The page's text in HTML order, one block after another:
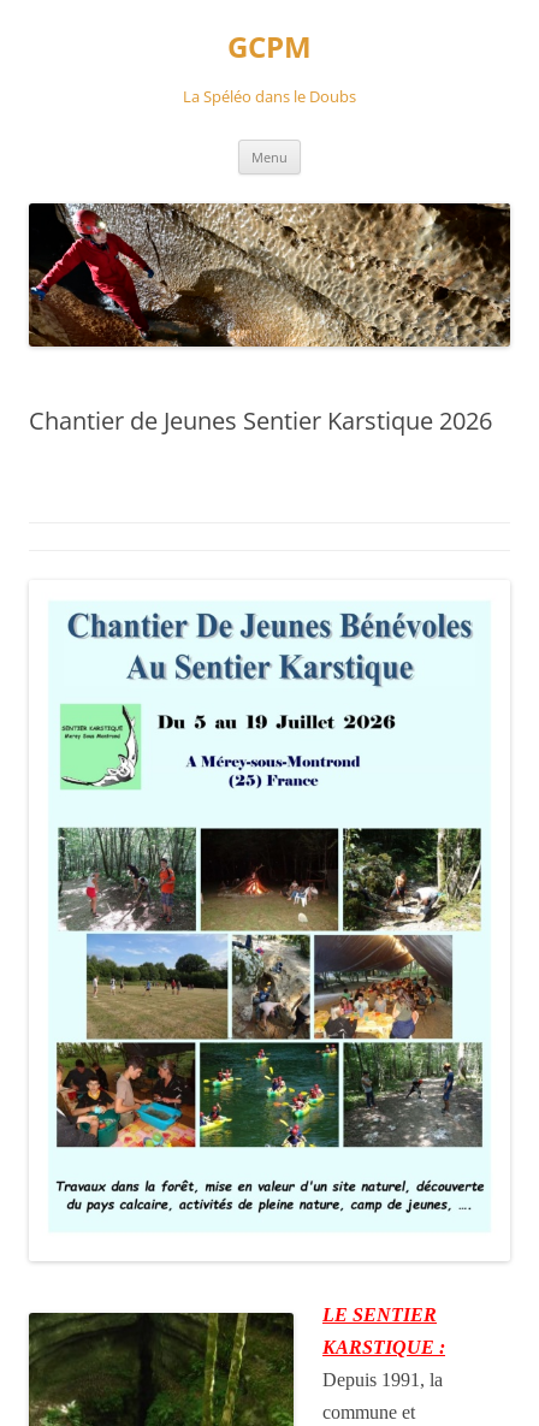
GCPM
La Spéléo dans le Doubs
Menu
Chantier de Jeunes Sentier Karstique 2026
LE SENTIER
KARSTIQUE :
Depuis 1991, la
commune et